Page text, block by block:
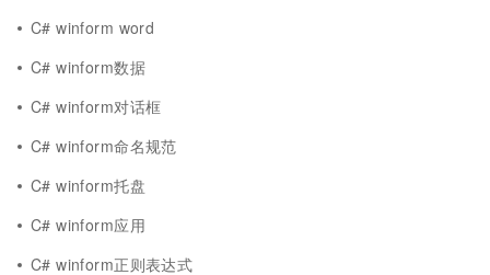
C# winform word
C# winform数据
C# winform对话框
C# winform命名规范
C# winform托盘
C# winform应用
C# winform正则表达式